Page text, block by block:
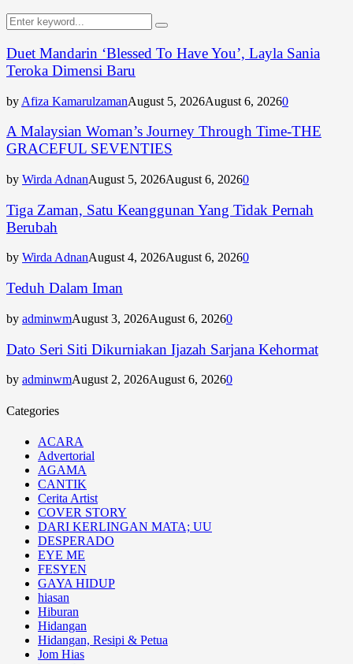
Search
for:
Search
Duet Mandarin ‘Blessed To Have You’, Layla Sania
Teroka Dimensi Baru
by Afiza KamarulzamanAugust 5, 2026August 6, 20260
A Malaysian Woman’s Journey Through Time-THE
GRACEFUL SEVENTIES
by Wirda AdnanAugust 5, 2026August 6, 20260
Tiga Zaman, Satu Keanggunan Yang Tidak Pernah
Berubah
by Wirda AdnanAugust 4, 2026August 6, 20260
Teduh Dalam Iman
by adminwmAugust 3, 2026August 6, 20260
Dato Seri Siti Dikurniakan Ijazah Sarjana Kehormat
by adminwmAugust 2, 2026August 6, 20260
Categories
ACARA
Advertorial
AGAMA
CANTIK
Cerita Artist
COVER STORY
DARI KERLINGAN MATA; UU
DESPERADO
EYE ME
FESYEN
GAYA HIDUP
hiasan
Hiburan
Hidangan
Hidangan, Resipi & Petua
Jom Hias